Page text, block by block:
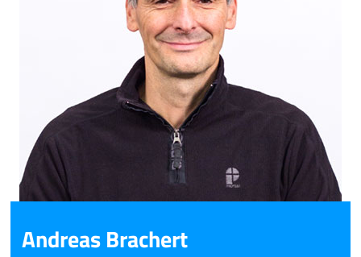
Andreas Brachert